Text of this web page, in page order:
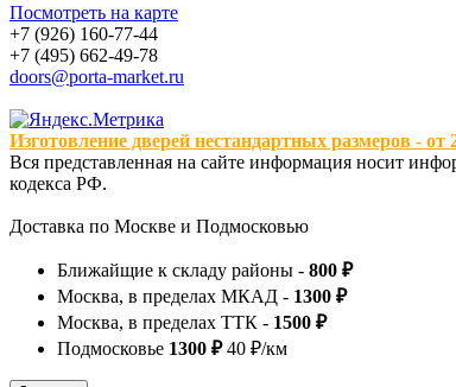
Посмотреть на карте
+7 (926) 160-77-44
+7 (495) 662-49-78
doors@porta-market.ru
Изготовление дверей нестандартных размеров - от
Вся представленная на сайте информация носит
кодекса РФ.
Доставка по Москве и Подмосковью
Ближайщие к складу районы - 800 ₽
Москва, в пределах МКАД - 1300 ₽
Москва, в пределах ТТК - 1500 ₽
Подмосковье 1300 ₽40 ₽/км